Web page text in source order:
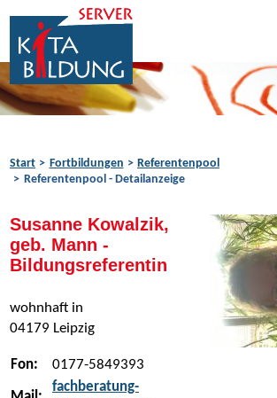
Zum Inhalt springen
Zur Navigation springen
Zum Fußbereich springen
Start Fortbildungen
Referentenpool
Referentenpool - Detailanzeige
Susanne Kowalzik,
geb. Mann -
Bildungsreferentin
wohnhaft in
04179 Leipzig
Fon: 0177-5849393
fachberatung-